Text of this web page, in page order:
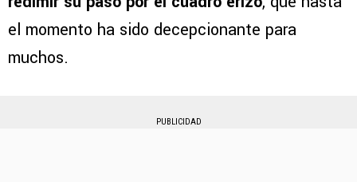
el momento ha sido decepcionante para
muchos.
PUBLICIDAD